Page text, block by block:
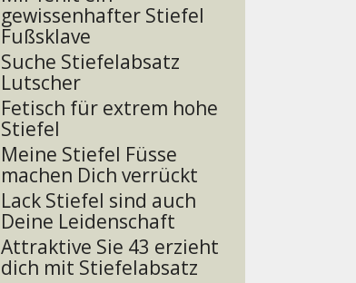
gewissenhafter Stiefel
Fußsklave
Suche Stiefelabsatz
Lutscher
Fetisch für extrem hohe
Stiefel
Meine Stiefel Füsse
machen Dich verrückt
Lack Stiefel sind auch
Deine Leidenschaft
Attraktive Sie 43 erzieht
dich mit Stiefelabsatz